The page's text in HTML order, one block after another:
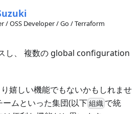
/ OSS Developer / Go / Terraform
し、 複数の global configuration
嬉しい機能でもないかもしれませ
ムといった集団(以下組織 で統